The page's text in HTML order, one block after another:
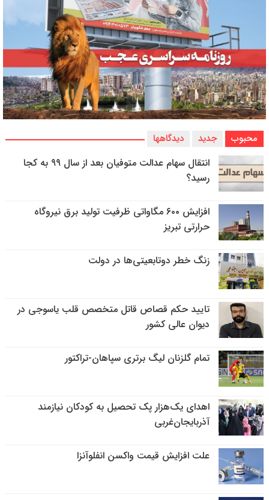
محبوب جدید دیدگاهها
انتقال سهام عدالت متوفیان بعد از سال ۹۹ به کجا
رسید؟
افزایش ۶۰۰ مگاواتی ظرفیت تولید برق نیروگاه
حرارتی تبریز
زنگ خطر دوتابعیتی‌ها در دولت
تایید حکم قصاص قاتل متخصص قلب یاسوجی در
دیوان عالی کشور
تمام گلزنان لیگ‌ برتری سپاهان-تراکتور
اهدای یک‌هزار پک تحصیل به کودکان نیازمند
آذربایجان‌غربی
علت افزایش قیمت واکسن انفلوآنزا